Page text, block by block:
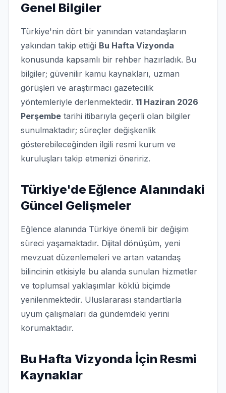
Genel Bilgiler
Türkiye'nin dört bir yanından vatandaşların
yakından takip ettiği Bu Hafta Vizyonda
konusunda kapsamlı bir rehber hazırladık. Bu
bilgiler; güvenilir kamu kaynakları, uzman
görüşleri ve araştırmacı gazetecilik
yöntemleriyle derlenmektedir. 11 Haziran 2026
Perşembe tarihi itibarıyla geçerli olan bilgiler
sunulmaktadır; süreçler değişkenlik
gösterebileceğinden ilgili resmi kurum ve
kuruluşları takip etmenizi öneririz.
Türkiye'de Eğlence Alanındaki
Güncel Gelişmeler
Eğlence alanında Türkiye önemli bir değişim
süreci yaşamaktadır. Dijital dönüşüm, yeni
mevzuat düzenlemeleri ve artan vatandaş
bilincinin etkisiyle bu alanda sunulan hizmetler
ve toplumsal yaklaşımlar köklü biçimde
yenilenmektedir. Uluslararası standartlarla
uyum çalışmaları da gündemdeki yerini
korumaktadır.
Bu Hafta Vizyonda İçin Resmi
Kaynaklar